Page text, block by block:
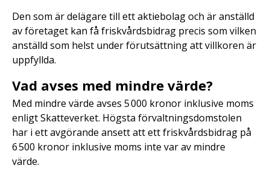
Den som är delägare till ett aktiebolag och är anställd
av företaget kan få friskvårdsbidrag precis som vilken
anställd som helst under förutsättning att villkoren är
uppfyllda.
Vad avses med mindre värde?
Med mindre värde avses 5 000 kronor inklusive moms
enligt Skatteverket. Högsta förvaltningsdomstolen
har i ett avgörande ansett att ett friskvårdsbidrag på
6 500 kronor inklusive moms inte var av mindre
värde.